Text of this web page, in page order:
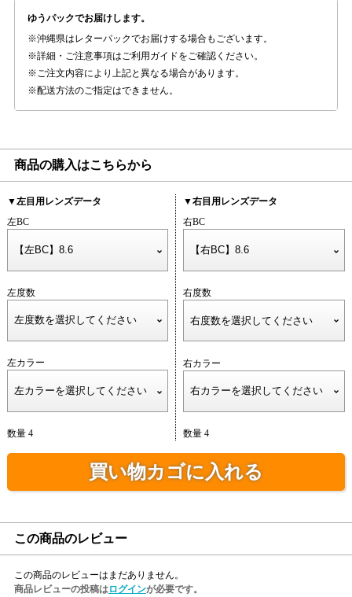
ゆうパックでお届けします。
沖縄県はレターパックでお届けする場合もございます。
詳細・ご注意事項はご利用ガイドをご確認ください。
ご注文内容により上記と異なる場合があります。
配送方法のご指定はできません。
商品の購入はこちらから
▼左目用レンズデータ
左BC
左度数
左カラー
数量 4
▼右目用レンズデータ
右BC
右度数
右カラー
数量 4
買い物カゴに入れる
この商品のレビュー
この商品のレビューはまだありません。
商品レビューの投稿はログインが必要です。